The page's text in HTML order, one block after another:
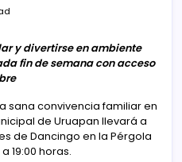
y divertirse en ambiente
fin de semana con acceso
sana convivencia familiar en
de Uruapan llevará a
de Dancingo en la Pérgola
19:00 horas.